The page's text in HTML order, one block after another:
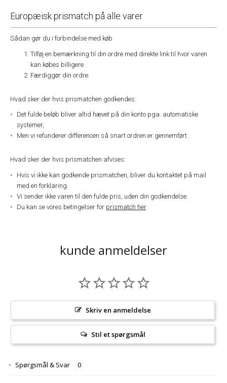
Europæisk prismatch på alle varer
Sådan gør du i forbindelse med køb
Tilføj en bemærkning til din ordre med direkte link til hvor varen
kan købes billigere
Færdiggør din ordre.
Hvad sker der hvis prismatchen godkendes:
Det fulde beløb bliver altid hævet på din konto pga. automatiske
systemer,
Men vi refunderer differencen så snart ordren er gennemført.
Hvad sker der hvis prismatchen afvises:
Hvis vi ikke kan godkende prismatchen, bliver du kontaktet på mail
med en forklaring.
Vi sender ikke varen til den fulde pris, uden din godkendelse.
Du kan se vores betingelser for prismatch her.
kunde anmeldelser
Skriv en anmeldelse
Stil et spørgsmål
Spørgsmål & Svar